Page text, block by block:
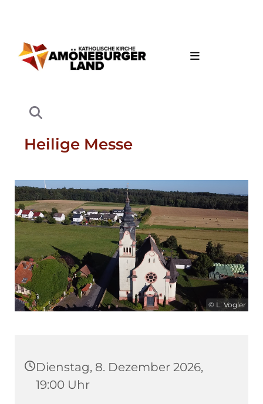
Heilige Messe
© L. Vogler
Dienstag, 8. Dezember 2026,
19:00 Uhr